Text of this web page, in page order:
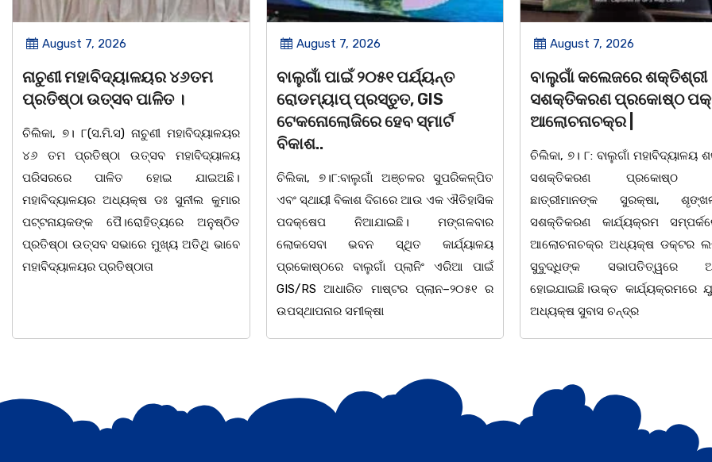
August 7, 2026
ବାଲୁଗାଁ ପାଇଁ ୨୦୫୧ ପର୍ଯ୍ୟନ୍ତ
ରୋଡମ୍ୟାପ୍ ପ୍ରସ୍ତୁତ, GIS
ବିକାଶ..
ଚିଲିକା, ୭।୮:ବାଲୁଗାଁ ଅଞ୍ଚଳର ସୁପରିକଳ୍ପିତ
ଏବଂ ସ୍ଥାୟୀ ବିକାଶ ଦିଗରେ ଆଉ ଏକ ଐତିହାସିକ
ପଦକ୍ଷେପ ନିଆଯାଇଛି। ମଙ୍ଗଳବାର
ଲୋକସେବା ଭବନ ସ୍ଥିତ କାର୍ଯ୍ୟାଳୟ
ପ୍ରକୋଷ୍ଠରେ ବାଲୁଗାଁ ପ୍ଲାନିଂ ଏରିଆ ପାଇଁ
August 7, 2026
ବାଲୁଗାଁ କଲେଜରେ ଶକ୍ତିଶ୍ରୀ
ସଶକ୍ତିକରଣ ପ୍ରକୋଷ୍ଠ ପକ୍ଷରୁ
ଆଲୋଚନାଚକ୍ର |
ସଶକ୍ତିକରଣ ପ୍ରକୋଷ୍ଠ ପକ୍ଷରୁ
ଛାତ୍ରୀମାନଙ୍କ ସୁରକ୍ଷା, ଶୃଙ୍ଖଳା ଓ
ସଶକ୍ତିକରଣ କାର୍ଯ୍ୟକ୍ରମ ସମ୍ପର୍କରେ ଏକ
ଆଲୋଚନାଚକ୍ର ଅଧ୍ୟକ୍ଷ ଡକ୍ଟର ଲଷ୍ମୀଧର
ସୁବୁଦ୍ଧିଙ୍କ ସଭାପତିତ୍ୱରେ ଅନୁଷ୍ଠିତ
ହୋଇଯାଇଛି।ଉକ୍ତ କାର୍ଯ୍ୟକ୍ରମରେ ଯୁକ୍ତଦୁଇ
ଅଧ୍ୟକ୍ଷ ସୁବାସ ଚନ୍ଦ୍ର
August 7, 2026
ନିଶାଶକ୍ତ ଯୁବକକୁ ଉଦ୍ଧାର
ଚିକିତ୍ସା ପରେ ଘରକୁ ପଠାଇଲା
ବାଲୁଗାଁ ପୋଲିସ
ଚିଲିକା, ୭।୮:ବର୍ତ୍ତମାନ ସମୟରେ
ବଞ୍ଚି ରହିଛି।ଯାହାର ଜ୍ୱଳନ୍ତ
ବାଲୁଗାଁ ପୋଲିସ।ଖବର ମୁତାବକ
ମଧ୍ୟାହ୍ନରେ ଜଣେ ବ୍ୟକ୍ତି
ନିକଟରେ କ୍ଷତବିକ୍ଷତ
ସାଧାରଣ ଜନତାଙ୍କୁ ଗାଳିଗୁଲଜ
ସ୍ଥାନୀୟ ଲୋକେ ୧୧୨